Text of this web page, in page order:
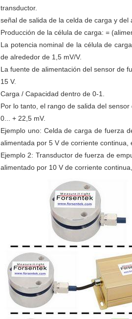
transductor.
señal de salida de la celda de carga y del
Producción de la célula de carga: =
La potencia nominal de la célula de
de alrededor de 1,5 mV/V.
La fuente de alimentación del sensor de
15 V.
Carga / Capacidad dentro de 0-1.
Por lo tanto, el rango de salida del
0... + 22,5 mV.
Ejemplo uno: Celda de carga de fuerza
alimentada por 5 V de corriente continua,
Ejemplo 2: Transductor de fuerza de
alimentado por 10 V de corriente